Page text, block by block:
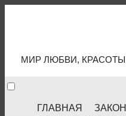
МИР ЛЮБВИ,
ГЛАВНАЯ